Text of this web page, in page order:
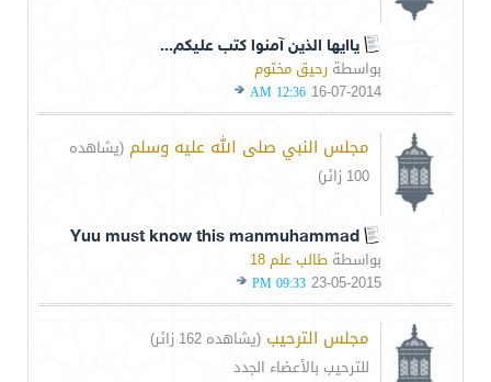
ياايها الذين آمنوا كتب عليكم...
بواسطة رحيق مختوم
16-07-2014
12:36 AM
مجلس النبي صلى الله عليه وسلم (يشاهده
100 زائر)
Yuu must know this manmuhammad
بواسطة طالب علم 18
23-05-2015
09:33 PM
مجلس الترحيب (يشاهده 162 زائر)
للترحيب بالأعضاء الجدد